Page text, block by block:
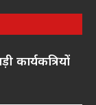
कार्यकत्रियों